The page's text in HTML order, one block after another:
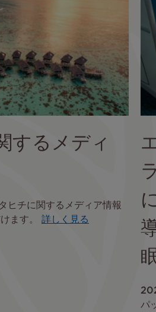
するメディ
タヒチに関するメディア情報
ます。
詳しく見る
パ